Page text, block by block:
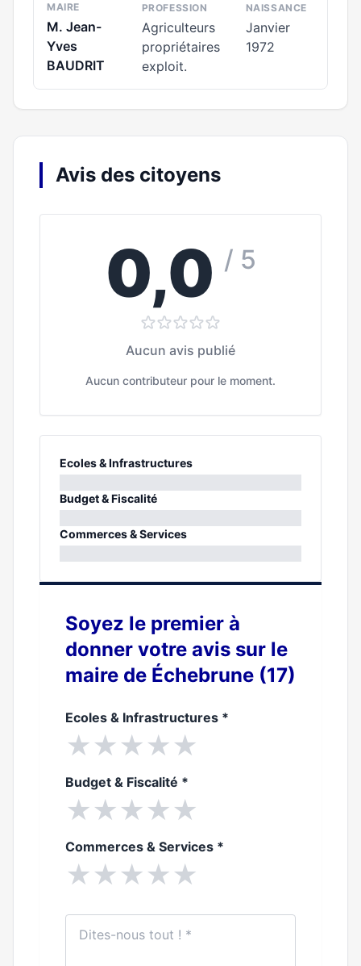
MAIRE
M. Jean-
Yves
BAUDRIT
PROFESSION
Agriculteurs
propriétaires
exploit.
NAISSANCE
Janvier
1972
Avis des citoyens
0,0 / 5
Aucun avis publié
Aucun contributeur pour le moment.
Ecoles & Infrastructures
0%
Budget & Fiscalité
0%
Commerces & Services
Soyez le premier à
donner votre avis sur le
maire de Échebrune (17)
Ecoles & Infrastructures *
★★★★★
Budget & Fiscalité *
★★★★★
Commerces & Services *
★★★★★